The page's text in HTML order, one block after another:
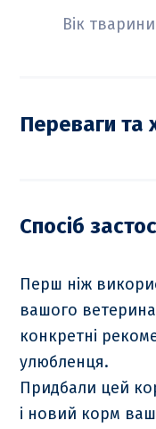
Вік
Переваги та
Спосіб
Перш ніж
вашого
конкретні
улюбленця.
Придбали цей
і новий корм